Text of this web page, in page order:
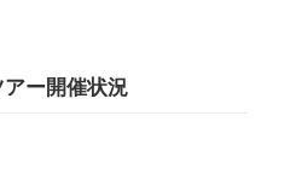
ー開催状況